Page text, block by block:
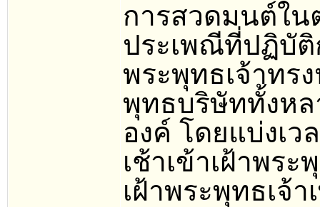
การสวดมนต์ใน
ประเพณีที่ปฏิบั
พระพุทธเจ้าทร
พุทธบริษัททั้งหล
องค์ โดยแบ่งเว
เช้าเข้าเฝ้าพร
เฝ้าพระพุทธเจ้